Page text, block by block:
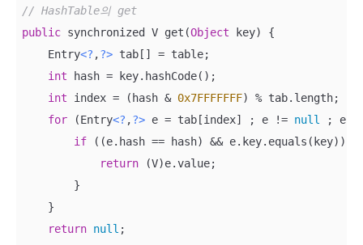
// HashTable의 get
public synchronized V get(Object key) {
    Entry
<? ,?> tab[] = table;
int hash = key.hashCode();
int index = (hash & 0x7FFFFFFF) % tab.length;
for (Entry<? ,?> e = tab[index] ; e != null ; e =
if ((e.hash == hash) && e.key.equals(key)) {
return (V)e.value;
        }
    }
return null ;